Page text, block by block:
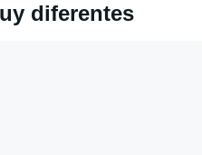
diferentes